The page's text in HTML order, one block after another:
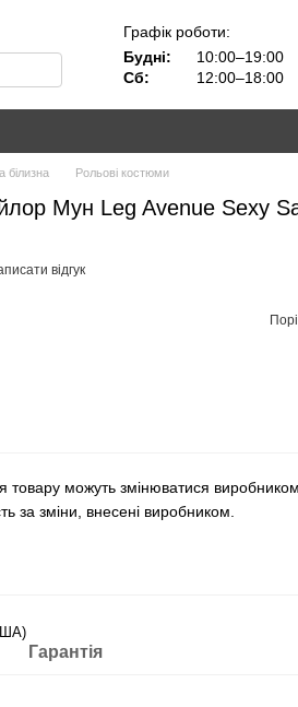
Графік роботи:
Будні:
10:00–19:00
Сб:
12:00–18:00
білизна Рольові костюми
Мун Leg Avenue Sexy
відгук
товару можуть змінюватися
за зміни, внесені виробником.
Гарантія